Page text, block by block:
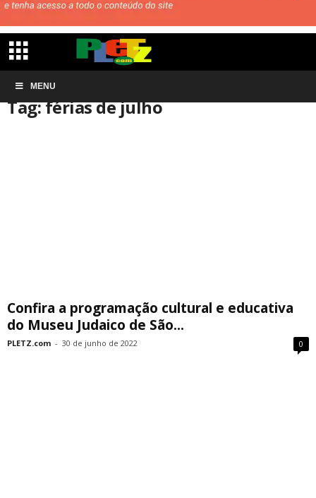
MENU
Início Tags
Tag: férias de julho
Confira a programação cultural e educativa
do Museu Judaico de São...
PLETZ.com - 30 de junho de 2022 0